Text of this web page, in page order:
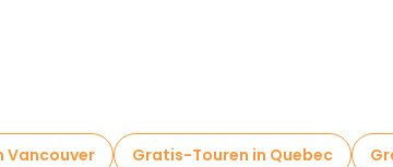
Vancouver Gratis-Touren in Quebec